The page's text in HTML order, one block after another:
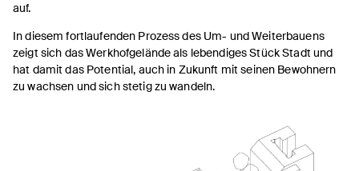
auf.
In diesem fortlaufenden Prozess des Um- und Weiterbauens
zeigt sich das Werkhofgelände als lebendiges Stück Stadt und
hat damit das Potential, auch in Zukunft mit seinen Bewohnern
zu wachsen und sich stetig zu wandeln.